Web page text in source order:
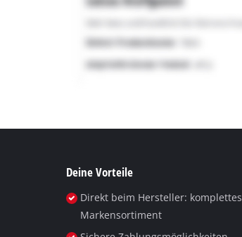
Deine Vorteile
Direkt beim Hersteller: komplettes
Markensortiment